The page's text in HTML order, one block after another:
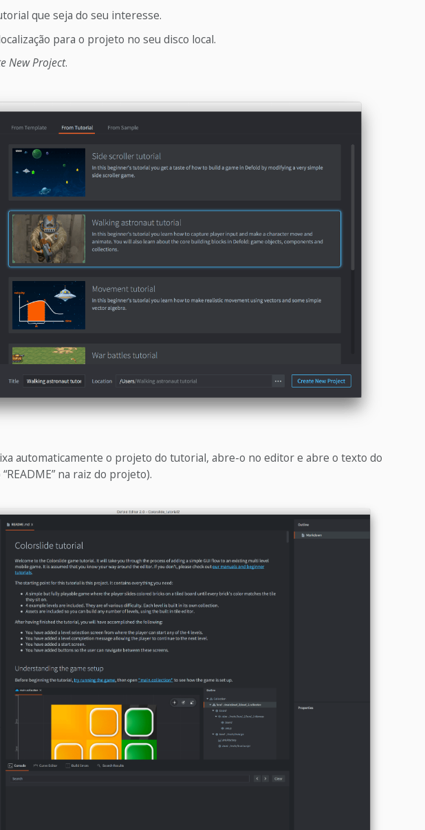
que seja do seu interesse.
para o projeto no seu disco local.
New Project.
automaticamente o projeto do tutorial, abre-o no editor e abre o texto do
na raiz do projeto).